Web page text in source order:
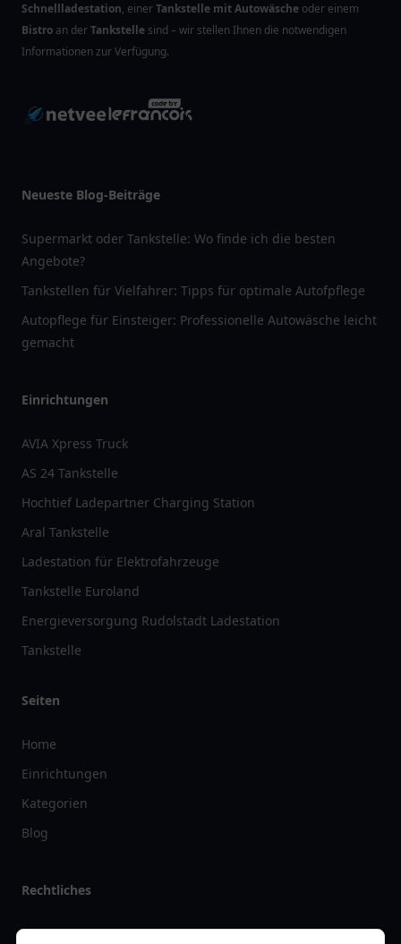
Schnellladestation, einerTankstelle mit Autowäsche oder einem
Bistro an derTankstelle sind – wir stellen Ihnen die notwendigen
Informationen zur Verfügung.
Neueste Blog-Beiträge
Supermarkt oder Tankstelle: Wo finde ich die besten
Angebote?
Tankstellen für Vielfahrer: Tipps für optimale Autofpflege
Autopflege für Einsteiger: Professionelle Autowäsche leicht
gemacht
Einrichtungen
AVIA Xpress Truck
AS 24 Tankstelle
Hochtief Ladepartner Charging Station
Aral Tankstelle
Ladestation für Elektrofahrzeuge
Tankstelle Euroland
Energieversorgung Rudolstadt Ladestation
Tankstelle
Seiten
Home
Einrichtungen
Kategorien
Blog
Rechtliches
Impressum